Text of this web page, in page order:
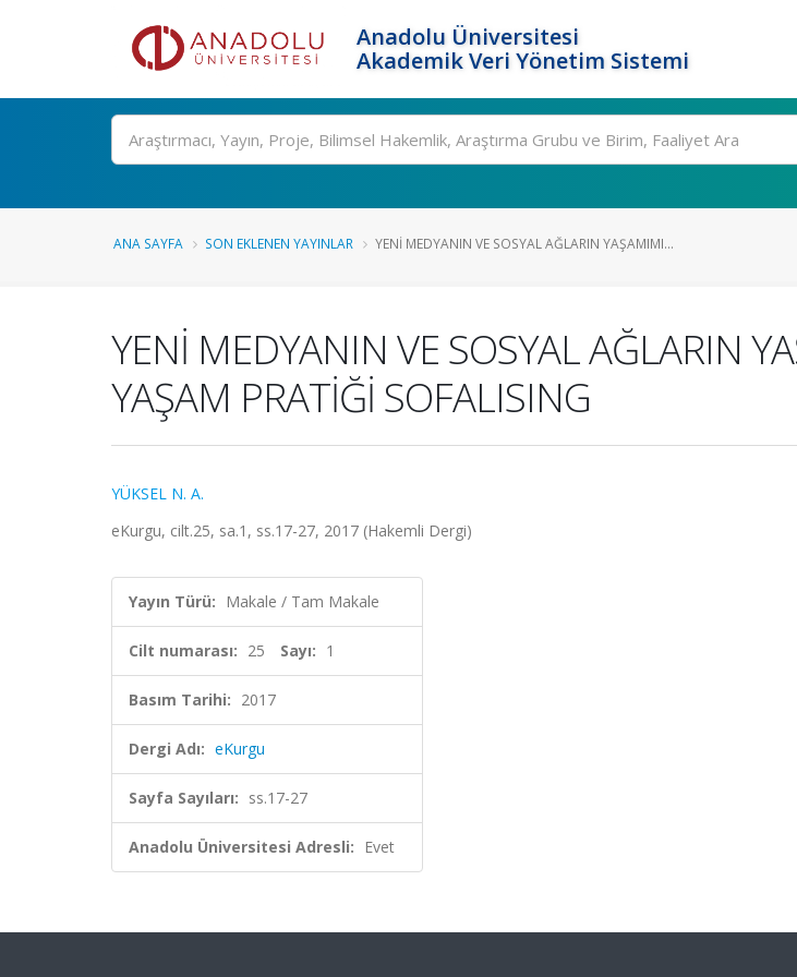
Anadolu Üniversitesi
Akademik Veri Yönetim Sistemi
Ara
ANA SAYFA SON EKLENEN YAYINLAR YENİ MEDYANIN VE SOSYAL AĞLARIN YAŞAMIMI...
YENİ MEDYANIN VE SOSYAL AĞLARIN
YAŞAM PRATİĞİ SOFALISING
YÜKSEL N. A.
eKurgu, cilt.25, sa.1, ss.17-27, 2017 (Hakemli Dergi)
Yayın Türü: Makale / Tam Makale
Cilt numarası: 25 Sayı: 1
Basım Tarihi: 2017
Dergi Adı: eKurgu
Sayfa Sayıları: ss.17-27
Anadolu Üniversitesi Adresli: Evet